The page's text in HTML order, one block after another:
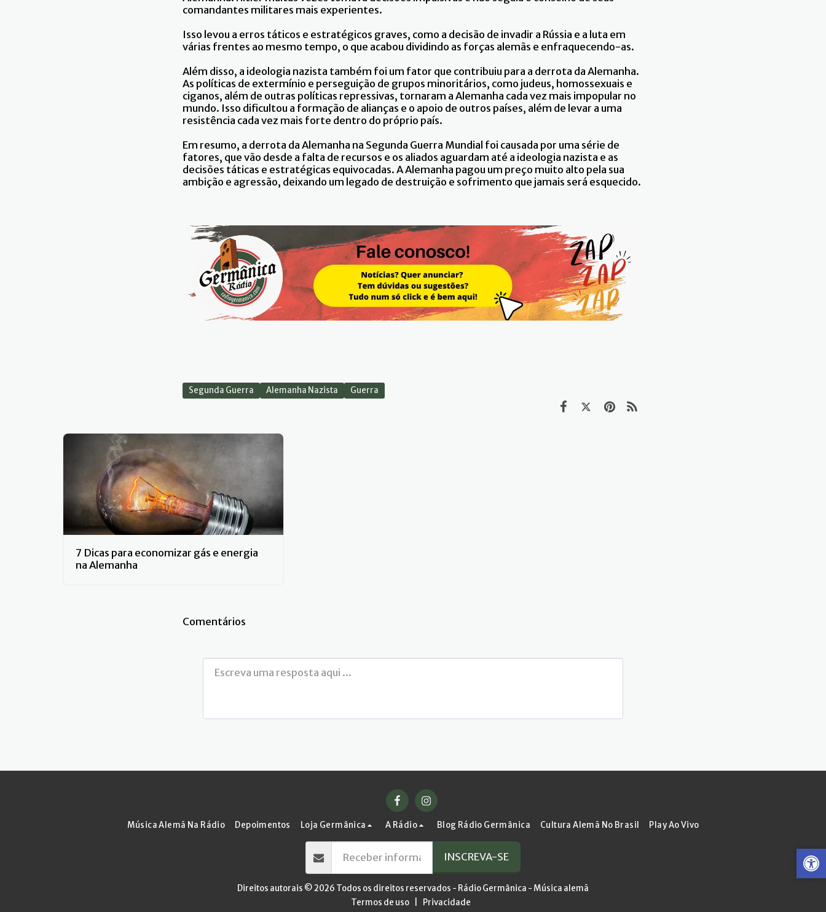
comandantes militares mais experientes.
Isso levou a erros táticos e estratégicos graves, como a decisão de invadir a Rússia e a luta em
várias frentes ao mesmo tempo, o que acabou dividindo as forças alemãs e enfraquecendo-as.
Além disso, a ideologia nazista também foi um fator que contribuiu para a derrota da Alemanha.
As políticas de extermínio e perseguição de grupos minoritários, como judeus, homossexuais e
ciganos, além de outras políticas repressivas, tornaram a Alemanha cada vez mais impopular no
mundo. Isso dificultou a formação de alianças e o apoio de outros países, além de levar a uma
resistência cada vez mais forte dentro do próprio país.
Em resumo, a derrota da Alemanha na Segunda Guerra Mundial foi causada por uma série de
fatores, que vão desde a falta de recursos e os aliados aguardam até a ideologia nazista e as
decisões táticas e estratégicas equivocadas. A Alemanha pagou um preço muito alto pela sua
ambição e agressão, deixando um legado de destruição e sofrimento que jamais será esquecido.
Segunda Guerra Alemanha Nazista Guerra
7 Dicas para economizar gás e energia
na Alemanha
Comentários
Música Alemã Na Rádio Depoimentos Loja Germânica A Rádio Blog Rádio Germânica Cultura Alemã No Brasil Play Ao Vivo
INSCREVA-SE
Direitos autorais © 2026 Todos os direitos reservados - Rádio Germânica - Música alemã
Termos de uso| Privacidade